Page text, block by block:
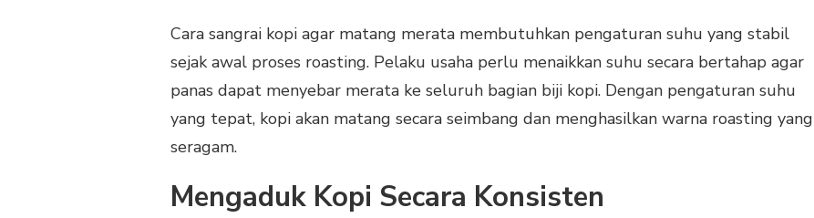
Cara sangrai kopi agar matang merata membutuhkan pengaturan suhu yang stabil
sejak awal proses roasting. Pelaku usaha perlu menaikkan suhu secara bertahap agar
panas dapat menyebar merata ke seluruh bagian biji kopi. Dengan pengaturan suhu
yang tepat, kopi akan matang secara seimbang dan menghasilkan warna roasting yang
seragam.
Mengaduk Kopi Secara Konsisten